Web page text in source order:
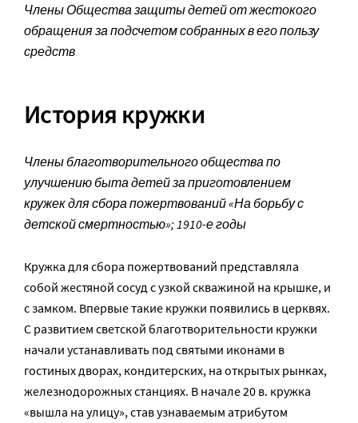
Члены Общества защиты детей от жестокого
обращения за подсчетом собранных в его пользу
средств
История кружки
Члены благотворительного общества по
улучшению быта детей за приготовлением
кружек для сбора пожертвований «На борьбу с
детской смертностью»; 1910-е годы
Кружка для сбора пожертвований представляла
собой жестяной сосуд с узкой скважиной на крышке, и
с замком. Впервые такие кружки появились в церквях.
С развитием светской благотворительности кружки
начали устанавливать под святыми иконами в
гостиных дворах, кондитерских, на открытых рынках,
железнодорожных станциях. В начале 20 в. кружка
«вышла на улицу», став узнаваемым атрибутом